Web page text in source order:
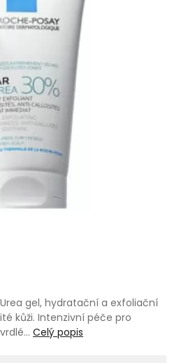
gel, hydratační a exfoliační
kůži. Intenzivní péče pro
Celý popis